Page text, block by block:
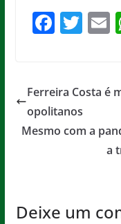
F
e
b
o
T
er l
Ferreira Costa é
opolitanos
Mesmo com a
a
Deixe um